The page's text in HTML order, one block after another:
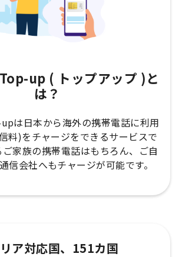
up ( トップアップ )と
は？
は日本から海外の携帯電話に利用
料)をチャージをできるサービスで
家族の携帯電話はもちろん、ご自
信会社へもチャージが可能です。
ア対応国、151カ国